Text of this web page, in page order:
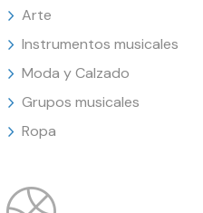
Arte
Instrumentos musicales
Moda y Calzado
Grupos musicales
Ropa